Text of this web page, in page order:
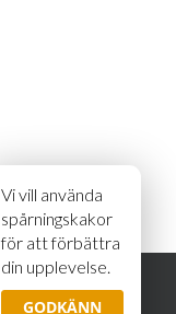
Vi vill använda
spårningskakor
för att förbättra
din upplevelse.
GODKÄNN